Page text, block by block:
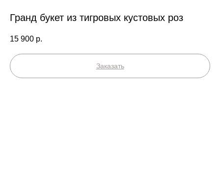
Гранд букет из тигровых кустовых роз
15 900 р.
Заказать